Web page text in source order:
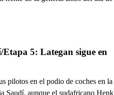
5: Lategan sigue en
pilotos en el podio de coches en la
Saudí, aunque el sudafricano Henk